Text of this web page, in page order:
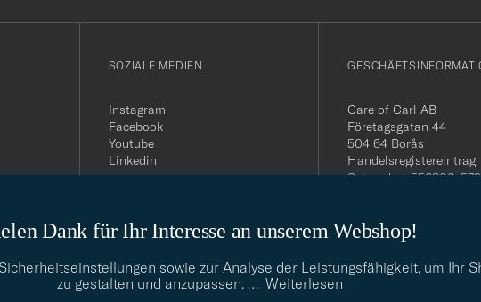
Dank für Ihr Interesse an unserem Webshop!
sowie zur Analyse der Leistungsfähigkeit, um Ihr
zu gestalten und anzupassen. … Weiterlesen
SOZIALE MEDIEN
Instagram
Facebook
Youtube
Linkedin
Care of Carl AB
Företagsgatan 44
504 64 Borås
Handelsregistereintrag
Schweden: 556800-
USt-IdNr.:
040 / 22 63 88
E-Mail-Adresse:
info@careofcarl.de